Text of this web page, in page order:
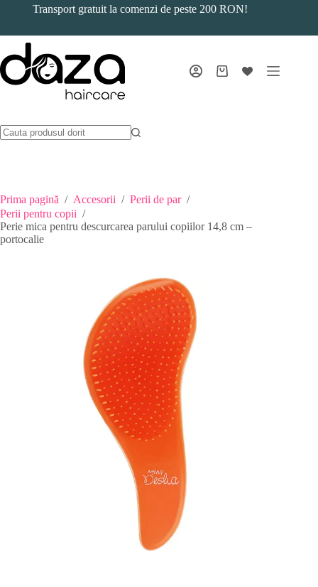
Transport gratuit la comenzi de peste 200 RON!
Coș
Prima pagină / Accesorii / Perii de par /
Perii pentru copii /
Perie mica pentru descurcarea parului copiilor 14,8 cm –
portocalie